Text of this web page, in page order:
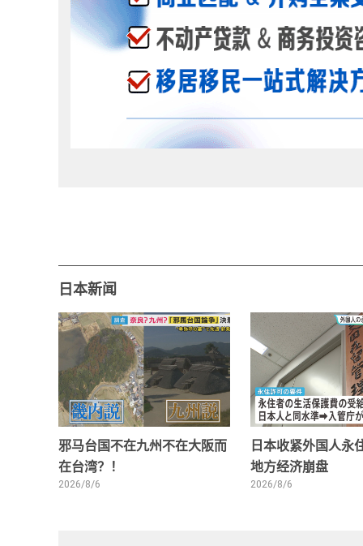
日本新闻
邪马台国不在九州不在大阪而
在台湾？！
2026/8/6
日本收紧外国人永
地方经济崩盘
2026/8/6